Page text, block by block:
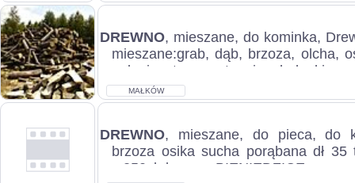
DREWNO, mieszane, do kominka,
mieszane:grab, dąb, brzoza, olcha,
palenia,z transportem i rozładunkiem,
MAŁKÓW
DREWNO, mieszane, do pieca, do
brzoza osika sucha porąbana dł 35
c.250zł do uzg.. BIENIĘDZICE...